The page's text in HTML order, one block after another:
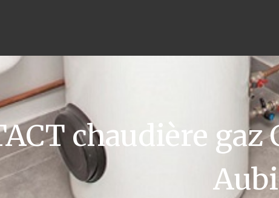
chaudière gaz